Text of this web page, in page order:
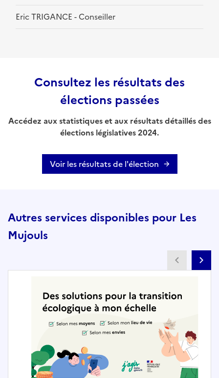
Eric TRIGANCE - Conseiller
Consultez les résultats des
élections passées
Accédez aux statistiques et aux résultats détaillés des
élections législatives 2024.
Voir les résultats de l'élection
Autres services disponibles pour Les
Mujouls